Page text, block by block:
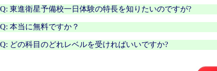
Q: 東進衛星予備校一日体験の特長を知りたいのですが?
Q: 本当に無料ですか？
Q: どの科目のどれレベルを受ければいいですか?